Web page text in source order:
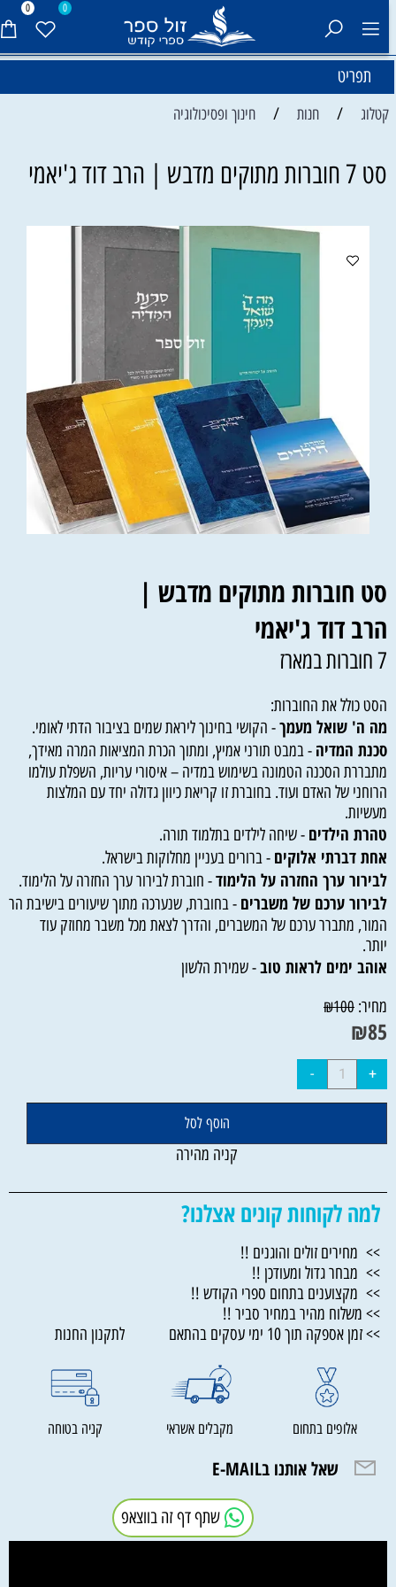
0 0
תפריט
קטלוג / חנות / חינוך ופסיכולוגיה
סט 7 חוברות מתוקים מדבש | הרב דוד ג'יאמי
סט חוברות מתוקים מדבש |
הרב דוד ג'יאמי
7 חוברות במארז
הסט כולל את החוברות:
מה ה' שואל מעמך- הקושי בחינוך ליראת שמים בציבור הדתי לאומי.
סכנת המדיה- במבט תורני אמיץ, ומתוך הכרת המציאות המרה מאידך,
מתבררת הסכנה הטמונה בשימוש במדיה – איסורי עריות, השפלת עולמו
הרוחני של האדם ועוד. בחוברת זו קריאת כיוון גדולה יחד עם המלצות
מעשיות.
טהרת הילדים- שיחה לילדים בתלמוד תורה.
אחת דברתי אלוקים- ברורים בעניין מחלוקות בישראל.
לבירור ערך החזרה על הלימוד- חוברת לבירור ערך החזרה על הלימוד.
לבירור ערכם של משברים- בחוברת, שנערכה מתוך שיעורים בישיבת הר
המור, מתברר ערכם של המשברים, והדרך לצאת מכל משבר מחוזק עוד
יותר.
אוהב ימים לראות טוב- שמירת הלשון
מחיר:
₪100
₪85
הוסף לסל
קניה מהירה
למה לקוחות קונים אצלנו?
>> מחירים זולים והוגנים !!
>> מבחר גדול ומעודכן !!
>> מקצוענים בתחום ספרי הקודש !!
>> משלוח מהיר במחיר סביר !!
>> זמן אספקה תוך 10 ימי עסקים בהתאם לתקנון החנות
אלופים בתחום מקבלים אשראי קניה בטוחה
שאל אותנו בE-MAIL
שתף דף זה בווצאפ